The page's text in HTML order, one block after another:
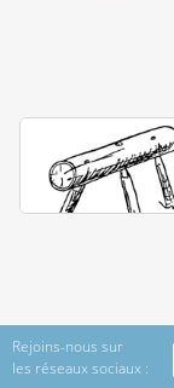
Rejoins-nous sur
les réseaux sociaux :